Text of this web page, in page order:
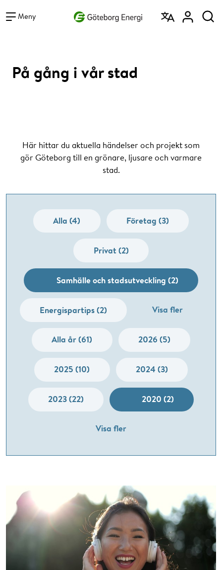
Meny
På gång i vår stad
Här hittar du aktuella händelser och projekt som
gör Göteborg till en grönare, ljusare och varmare
stad.
Alla (4) Företag (3)
Privat (2)
Samhälle och stadsutveckling (2)
Energispartips (2) Visa fler
Alla år (61) 2026 (5)
2025 (10) 2024 (3)
2023 (22) 2020 (2)
Visa fler